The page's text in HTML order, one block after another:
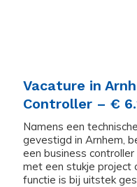
Vacature in
Controller – €
Namens een
gevestigd in Arnhem,
een business
met een stukje project
functie is bij uitstek